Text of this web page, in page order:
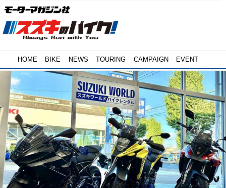
HOME BIKE NEWS TOURING CAMPAIGN EVENT